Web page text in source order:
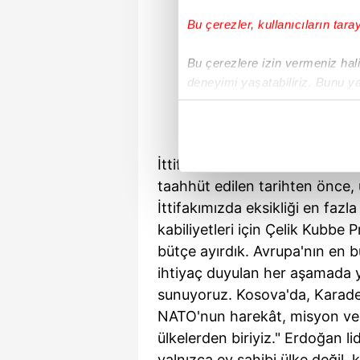
Bu çerezler, kullanıcıların
Bu çerezlere izin vermeniz
deneyimi yaşatabiliriz. Bunu
içerikleri sunabilmek adına
Sizlere daha iyi bir hizmet
çerezler vasıtasıyla çeşitli
amacıyla kullanılmaktadır.
reklam/pazarlama faaliyetlerinin
Çerezlere ilişkin tercihlerinizi
butonuna tıklayabilir,Çerez
6698 sayılı Kişisel Verilerin
İttifakta bize tahsis edilen 361
taahhüt edilen tarihten önce,
İttifakımızda eksikliği en
kabiliyetleri için Çelik Kubbe
bütçe ayırdık. Avrupa'nın
ihtiyaç duyulan her aşamada
sunuyoruz. Kosova'da,
NATO'nun harekât, misyon
ülkelerden biriyiz." Erdoğan